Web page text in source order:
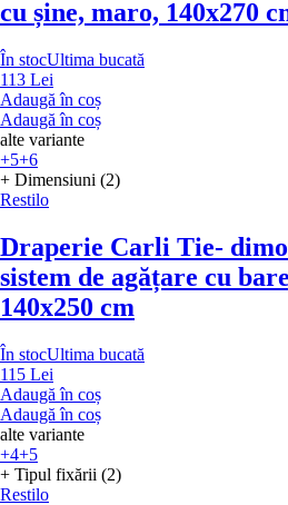
cu șine, maro, 140x270
În stocUltima bucată
113 Lei
Adaugă în coș
Adaugă în coș
alte variante
+5+6
+ Dimensiuni (2)
Restilo
Draperie Carli Tie-
sistem de agățare cu
140x250 cm
În stocUltima bucată
115 Lei
Adaugă în coș
Adaugă în coș
alte variante
+4+5
+ Tipul fixării (2)
Restilo